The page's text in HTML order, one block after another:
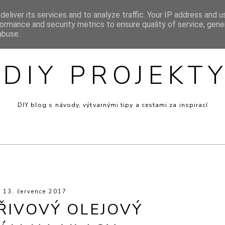
INSPIRACE MINI RECEPTY PRO DĚTI
DIY PROJEKTY
DIY blog s návody, výtvarnými tipy a cestami za inspirací
13. července 2017
OLEJOVÝ
its services and to analyze traffic. Your IP address and
and security metrics to ensure quality of service,